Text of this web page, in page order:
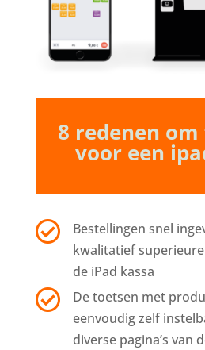
8 redenen
voor een

Bestellingen snel
kwalitatief
de iPad kassa

De toetsen met
eenvoudig zelf
diverse pagina’s van